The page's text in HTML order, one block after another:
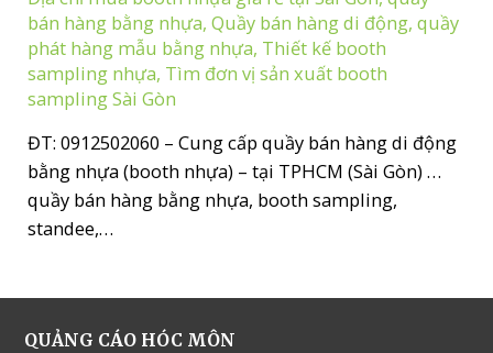
bán hàng bằng nhựa,Quầy bán hàng di động,quầy
phát hàng mẫu bằng nhựa, Thiết kế booth
sampling nhựa, Tìm đơn vị sản xuất booth
sampling Sài Gòn
ĐT: 0912502060 – Cung cấp quầy bán hàng di động
bằng nhựa (booth nhựa) – tại TPHCM (Sài Gòn) …
quầy bán hàng bằng nhựa, booth sampling,
standee,…
QUẢNG CÁO HÓC MÔN